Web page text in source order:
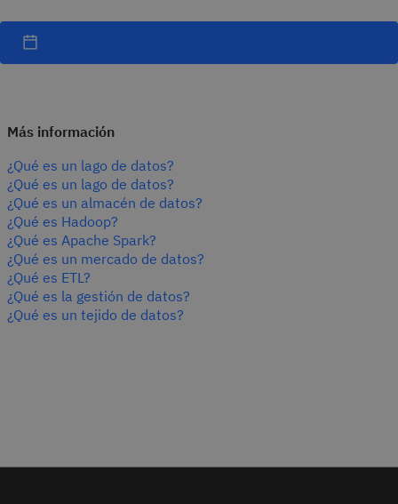
Más información
¿Qué es un lago de datos?
¿Qué es un lago de datos?
¿Qué es un almacén de datos?
¿Qué es Hadoop?
¿Qué es Apache Spark?
¿Qué es un mercado de datos?
¿Qué es ETL?
¿Qué es la gestión de datos?
¿Qué es un tejido de datos?